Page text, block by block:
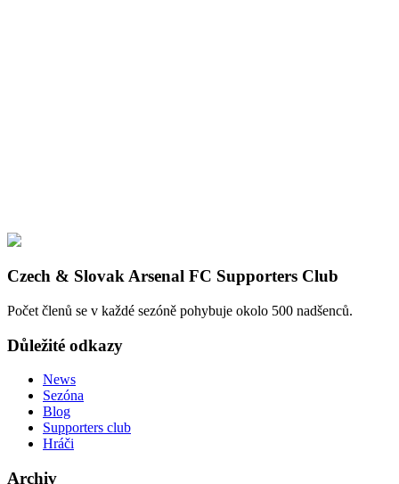
Czech & Slovak Arsenal FC Supporters Club
Počet členů se v každé sezóně pohybuje okolo 500 nadšenců.
Důležité odkazy
News
Sezóna
Blog
Supporters club
Hráči
Archiv